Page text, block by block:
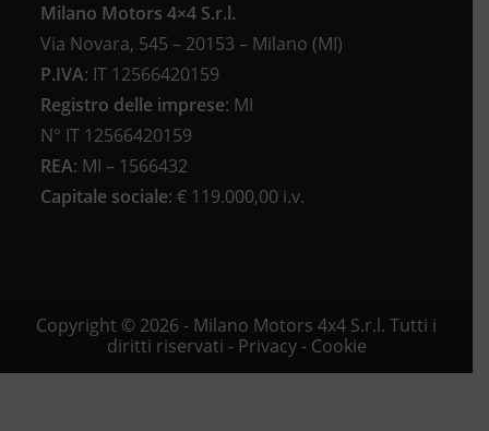
Milano Motors 4×4 S.r.l.
Via Novara, 545 – 20153 – Milano (MI)
P.IVA: IT 12566420159
Registro delle imprese: MI
N° IT 12566420159
REA: MI – 1566432
Capitale sociale: € 119.000,00 i.v.
Copyright © 2026 - Milano Motors 4x4 S.r.l. Tutti i
diritti riservati - Privacy- Cookie